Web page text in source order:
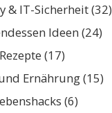
& IT-Sicherheit(32)
Ideen (24)
(17)
Ernährung(15)
(6)